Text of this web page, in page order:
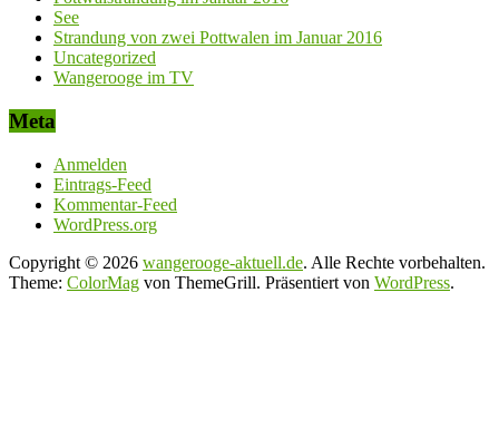
See
Strandung von zwei Pottwalen im Januar 2016
Uncategorized
Wangerooge im TV
Meta
Anmelden
Eintrags-Feed
Kommentar-Feed
WordPress.org
Copyright © 2026 wangerooge-aktuell.de. Alle Rechte vorbehalten.
Theme: ColorMag von ThemeGrill. Präsentiert von WordPress.